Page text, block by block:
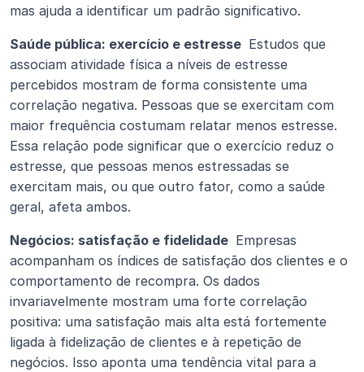
mas ajuda a identificar um padrão significativo.
Saúde pública: exercício e estresse Estudos que
associam atividade física a níveis de estresse
percebidos mostram de forma consistente uma
correlação negativa. Pessoas que se exercitam com
maior frequência costumam relatar menos estresse.
Essa relação pode significar que o exercício reduz o
estresse, que pessoas menos estressadas se
exercitam mais, ou que outro fator, como a saúde
geral, afeta ambos.
Negócios: satisfação e fidelidade Empresas
acompanham os índices de satisfação dos clientes e o
comportamento de recompra. Os dados
invariavelmente mostram uma forte correlação
positiva: uma satisfação mais alta está fortemente
ligada à fidelização de clientes e à repetição de
negócios. Isso aponta uma tendência vital para a